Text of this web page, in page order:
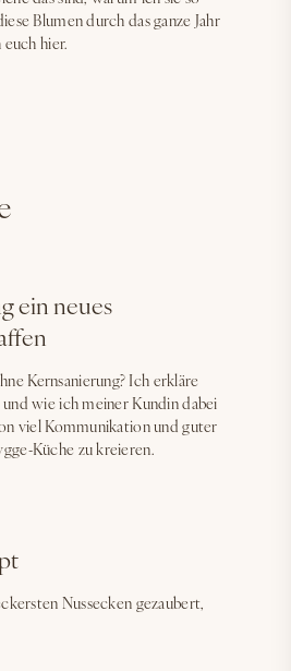
Blumen durch das ganze Jahr
hier.
ein neues
Kernsanierung? Ich erkläre
wie ich meiner Kundin dabei
viel Kommunikation und guter
Küche zu kreieren.
Nussecken gezaubert,